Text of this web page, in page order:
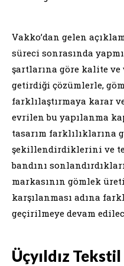
Vakko’dan gelen
süreci sonrasında
şartlarına göre kalite
getirdiği çözümlerle,
farklılaştırmaya karar
evrilen bu yapılanma
tasarım farklılıklarına
şekillendirdiklerini ve
bandını
markasının gömlek
karşılanması adına
geçirilmeye devam
Üçyıldız